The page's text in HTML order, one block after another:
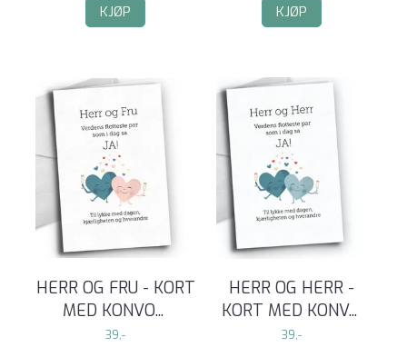
KJØP KJØP
HERR OG FRU - KORT
MED KONVO...
39,-
HERR OG HERR -
KORT MED KONV...
39,-